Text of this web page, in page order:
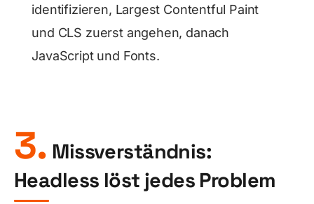
identifizieren, Largest Contentful Paint
und CLS zuerst angehen, danach
JavaScript und Fonts.
3. Missverständnis:
Headless löst jedes Problem